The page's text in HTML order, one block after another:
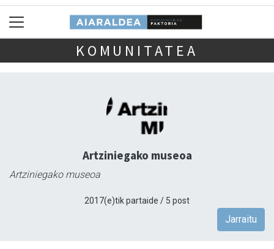
KOMUNITATEA
Artziniegako museoa
Artziniegako museoa
2017(e)tik partaide / 5 post
Jarraitu